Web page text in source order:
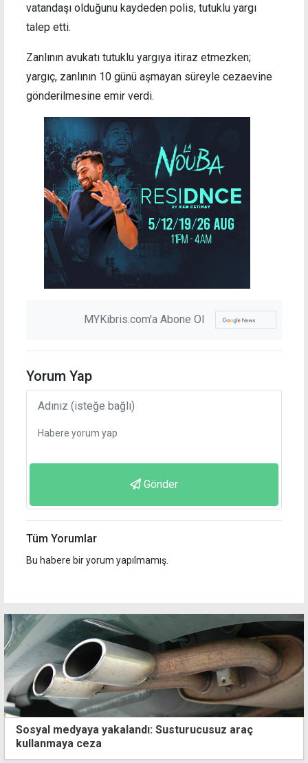
vatandaşı olduğunu kaydeden polis, tutuklu yargı
talep etti.
Zanlının avukatı tutuklu yargıya itiraz etmezken;
yargıç, zanlının 10 günü aşmayan süreyle cezaevine
gönderilmesine emir verdi.
MYKibris.com'a Abone Ol
Yorum Yap
Gönder
Tüm Yorumlar
Bu habere bir yorum yapılmamış.
Sosyal medyaya yakalandı: Susturucusuz araç
kullanmaya ceza